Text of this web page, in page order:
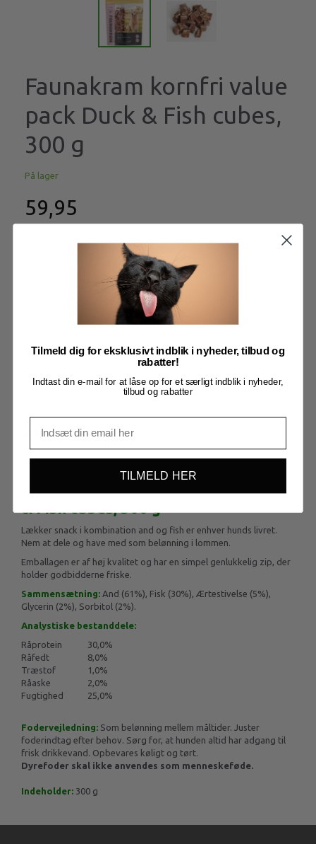
Faunakram kornfri value
pack Duck & Fish cubes,
300 g
På lager
59,95
fk10808
Faunakram kornfri value pack Duck & Fish
Mere information
BESKRIVELSE
Faunakram kornfri value pack Duck
& Fish cubes, 300 g
Lækker snack i kombination and og fish er enhver hunds livret.
Nem at dele og have med som belønning i lommen.
Emballagen er af høj kvalitet og har en simpel genlukkelig zip, der
holder godbidderne friske.
Sammensætning: And (61%), Fisk (30%), Ærtestivelse (5%),
Glycerin (2%), Sorbitol (2%).
Analystiske bestanddele:
Råprotein
30,0%
Råfedt
8,0%
Træstof
1,0%
Råaske
2,0%
Fugtighed
25,0%
Fodervejledning: Som belønning mellem måltider. Juster
foderindtag efter behov. Sørg for, at hunden altid har adgang til
frisk drikkevand. Opbevares køligt og tørt.
Dyrefoder skal ikke anvendes som menneskeføde.
Indeholder: 300 g
Tilmeld dig for eksklusivt indblik i nyheder, tilbud og
rabatter!
Indtast din e-mail for at låse op for et særligt indblik i nyheder,
tilbud og rabatter
TILMELD HER